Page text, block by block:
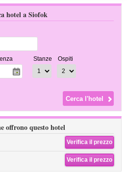
hotel a Siofok
Stanze Ospiti
offrono questo hotel
Verifica il prezzo
Verifica il prezzo